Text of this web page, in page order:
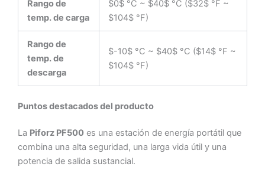
Rango de
temp. de carga
$0$ °C ~ $40$ °C ($32$ °F ~
$104$ °F)
Rango de
temp. de
descarga
$-10$ °C ~ $40$ °C ($14$ °F ~
$104$ °F)
Puntos destacados del producto
La Piforz PF500 es una estación de energía portátil que
combina una alta seguridad, una larga vida útil y una
potencia de salida sustancial.